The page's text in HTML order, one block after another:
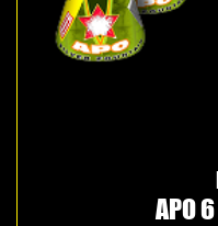
APO